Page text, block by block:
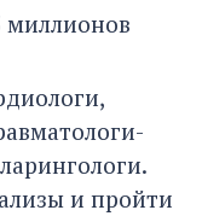
миллионов
и пройти